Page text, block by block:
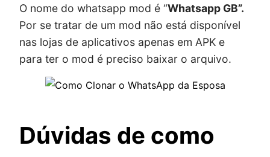
O nome do whatsapp mod é “Whatsapp GB”.
Por se tratar de um mod não está disponível
nas lojas de aplicativos apenas em APK e
para ter o mod é preciso baixar o arquivo.
Dúvidas de como